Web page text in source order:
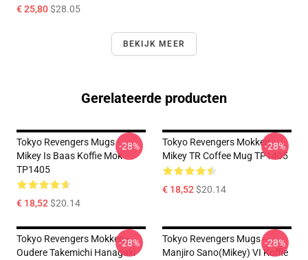
€ 25,80$28.05
BEKIJK MEER
Gerelateerde producten
Tokyo Revengers Mugs -
Mikey Is Baas Koffie Mok
TP1405
€ 18,52$20.14
-28%
Tokyo Revengers Mokken -
Mikey TR Coffee Mug TP1405
€ 18,52$20.14
-28%
Tokyo Revengers Mokken -
Oudere Takemichi Hanagaki
-28%
Tokyo Revengers Mugs -
Manjiro Sano(Mikey) VI Koffie
-28%